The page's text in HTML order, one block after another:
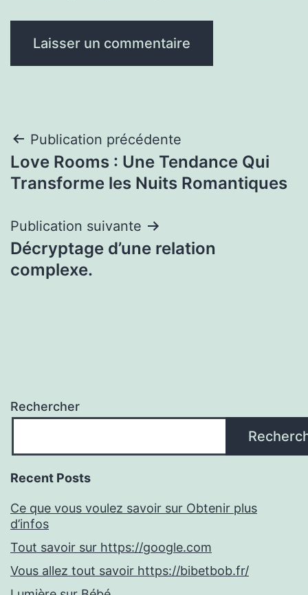
Navigation
de
Publication précédente
Love Rooms : Une Tendance Qui
Transforme les Nuits Romantiques
Publication suivante
Décryptage d’une relation
complexe.
Rechercher
Recent Posts
Ce que vous voulez savoir sur Obtenir plus
d’infos
Tout savoir sur https://google.com
Vous allez tout savoir https://bibetbob.fr/